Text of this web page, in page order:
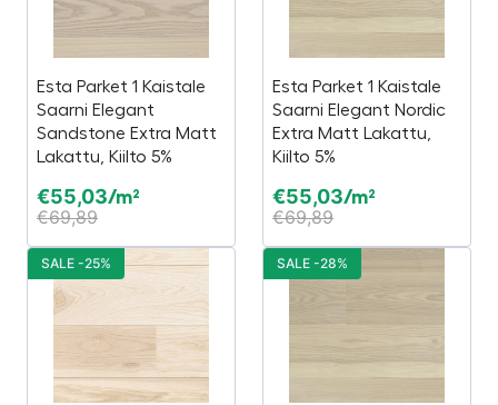
Esta Parket 1 Kaistale
Saarni Elegant
Sandstone Extra Matt
Lakattu, Kiilto 5%
€55,03/m²
€69,89
Esta Parket 1 Kaistale
Saarni Elegant Nordic
Extra Matt Lakattu,
Kiilto 5%
€55,03/m²
€69,89
SALE -25% SALE -28%